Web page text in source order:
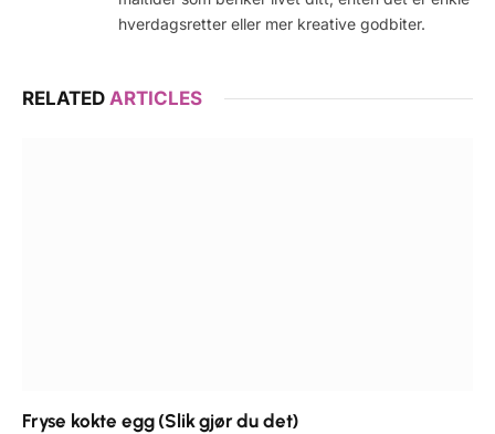
hverdagsretter eller mer kreative godbiter.
RELATED ARTICLES
Fryse kokte egg (Slik gjør du det)